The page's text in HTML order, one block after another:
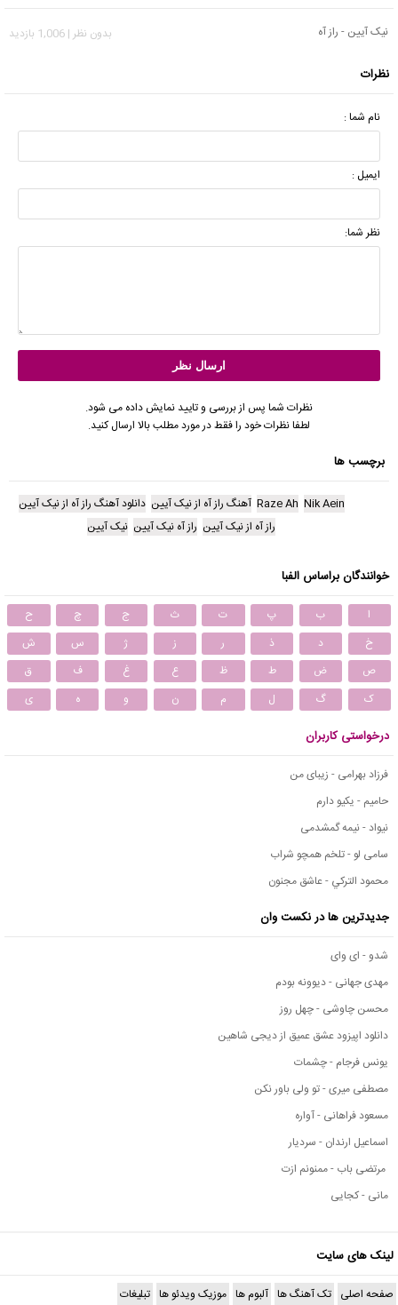
نیک آیین - راز آه بدون نظر | 1,006 بازدید
نظرات
نام شما :
ایمیل :
نظر شما:
نظرات شما پس از بررسی و تایید نمایش داده می شود.
لطفا نظرات خود را فقط در مورد مطلب بالا ارسال کنید.
برچسب ها
Nik Aein
Raze Ah آهنگ راز آه از نیک آیین دانلود آهنگ راز آه از نیک آیین
راز آه از نیک آیین راز آه نیک آیین نیک آیین
خوانندگان براساس الفبا
ا ب پ ت ث ج چ
ح
خ
د ذ ر ز ژ س
ش
ص
ض ط ظ ع غ ف
ق
ک
گ ل م ن و ه ی
درخواستی کاربران
فرزاد بهرامی - زیبای من
حامیم - یکیو دارم
نیواد - نیمه گمشدمی
سامی لو - تلخم همچو شراب
محمود التركي - عاشق مجنون
جدیدترین ها در نکست وان
شدو - ای وای
مهدی جهانی - دیوونه بودم
محسن چاوشی - چهل روز
دانلود اپیزود عشق عمیق از دیجی شاهین
یونس فرجام - چشمات
مصطفی میری - تو ولی باور نکن
مسعود فراهانی - آواره
اسماعیل ارندان - سردیار
مرتضی باب - ممنونم ازت
مانی - کجایی
لینک های سایت
صفحه اصلی تک آهنگ ها آلبوم ها موزیک ویدئو ها تبلیغات